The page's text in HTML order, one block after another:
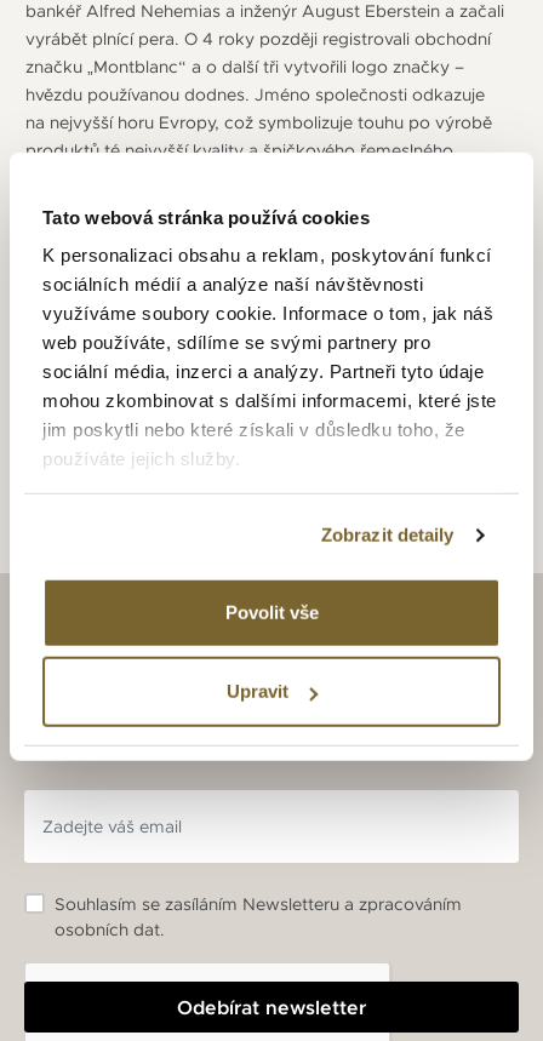
Tato webová stránka používá cookies
K personalizaci obsahu a reklam, poskytování funkcí
sociálních médií a analýze naší návštěvnosti
využíváme soubory cookie. Informace o tom, jak náš
web používáte, sdílíme se svými partnery pro
sociální média, inzerci a analýzy. Partneři tyto údaje
mohou zkombinovat s dalšími informacemi, které jste
jim poskytli nebo které získali v důsledku toho, že
používáte jejich služby.
Zobrazit detaily
Povolit vše
Upravit
bankéř Alfred Nehemias a inženýr August Eberstein a začali
vyrábět plnící pera. O 4 roky později registrovali obchodní
značku „Montblanc“ a o další tři vytvořili logo značky –
hvězdu používanou dodnes. Jméno společnosti odkazuje
na nejvyšší horu Evropy, což symbolizuje touhu po výrobě
produktů té nejvyšší kvality a špičkového řemeslného
Montre S.A. ve městě Le Locle, které je srdcem švýcarského
hodinářského průmyslu. Soustředila se přitom na udržení
filozofie značky, a to mistrovského řemesla a uspokojení
vysokých požadavků kladených na hodinky Meisterstück.
V roce 2007 firma obohatila svojí nabídku hodinářských
strojků vytvořením institutu Minerva de Recherche en Haute
Horlogerie at Villeret ve Švýcarsku. Tím zároveň získala
bohaté zkušenosti malé manufaktury Minervy, která vyráběla
strojky od roku 1858.
ZAJÍMAJÍ VÁS LUXUSNÍ
HODINKY A ŠPERKY?
BUĎTE S NÁMI V OBRAZE.
Odebírat newsletter
Souhlasím se zasíláním Newsletteru a zpracováním
osobních dat.